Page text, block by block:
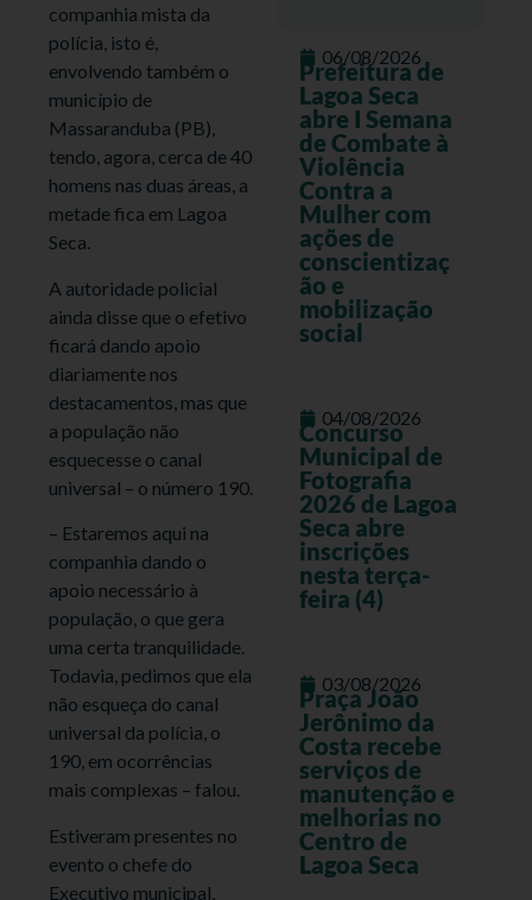
companhia mista da
polícia, isto é,
envolvendo também o
município de
Massaranduba (PB),
tendo, agora, cerca de 40
homens nas duas áreas, a
metade fica em Lagoa
Seca.
A autoridade policial
ainda disse que o efetivo
ficará dando apoio
diariamente nos
destacamentos, mas que
a população não
esquecesse o canal
universal – o número 190.
– Estaremos aqui na
companhia dando o
apoio necessário à
população, o que gera
uma certa tranquilidade.
Todavia, pedimos que ela
não esqueça do canal
universal da polícia, o
190, em ocorrências
mais complexas – falou.
Estiveram presentes no
evento o chefe do
Executivo municipal,
06/08/2026
Prefeitura de
Lagoa Seca
abre I Semana
de Combate à
Violência
Contra a
Mulher com
ações de
conscientizaç
ão e
mobilização
social
04/08/2026
Concurso
Municipal de
Fotografia
2026 de Lagoa
Seca abre
inscrições
nesta terça-
feira (4)
03/08/2026
Praça João
Jerônimo da
Costa recebe
serviços de
manutenção e
melhorias no
Centro de
Lagoa Seca